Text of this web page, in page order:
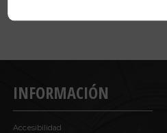
INFORMACIÓN
Accesibilidad